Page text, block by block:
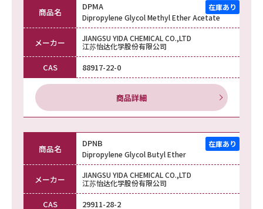
商品名 DPMA
Dipropylene Glycol Methyl Ether Acetate
メーカー
JIANGSU YIDA CHEMICAL CO.,LTD
江苏怡达化学股份有限公司
CAS 88917-22-0
商品詳細
商品名 DPNB
Dipropylene Glycol Butyl Ether
メーカー
JIANGSU YIDA CHEMICAL CO.,LTD
江苏怡达化学股份有限公司
CAS 29911-28-2